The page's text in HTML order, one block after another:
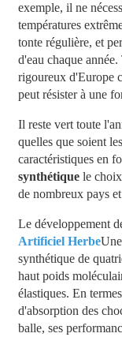
exemple, il ne
températures
tonte régulière, et
d'eau chaque
rigoureux d'Europe
peut résister à une
Il reste vert toute
quelles que soient
caractéristiques en
synthétique le
de nombreux pays
Le développement
Artificiel Herbe
synthétique de
haut poids
élastiques. En
d'absorption des
balle, ses